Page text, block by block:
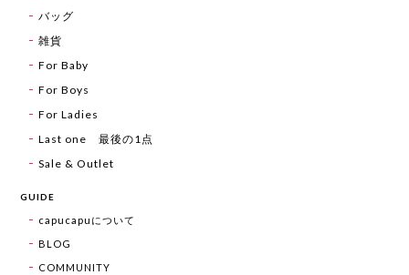
バッグ
雑貨
For Baby
For Boys
For Ladies
Last one 最後の1点
Sale & Outlet
GUIDE
capucapuについて
BLOG
COMMUNITY